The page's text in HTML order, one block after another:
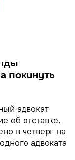
покинуть
адвокат
об отставке.
в четверг на
адвоката